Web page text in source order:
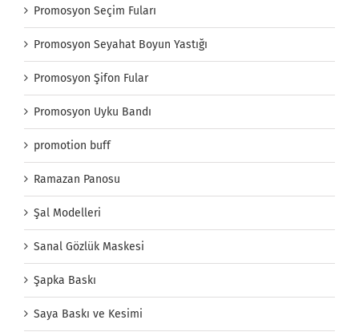
Promosyon Seçim Fuları
Promosyon Seyahat Boyun Yastığı
Promosyon Şifon Fular
Promosyon Uyku Bandı
promotion buff
Ramazan Panosu
Şal Modelleri
Sanal Gözlük Maskesi
Şapka Baskı
Saya Baskı ve Kesimi